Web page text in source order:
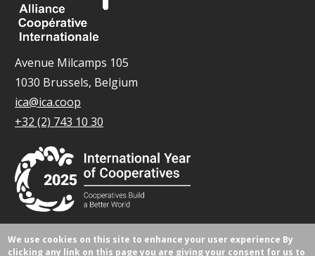
Avenue Milcamps 105
1030 Brussels, Belgium
ica@ica.coop
+32 (2) 743 10 30
© Tous droits réservés 2026.
We use cookies on this site to enhance your user experience By
clicking any link on this page you are giving your consent for us to